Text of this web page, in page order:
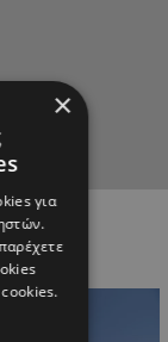
×
για